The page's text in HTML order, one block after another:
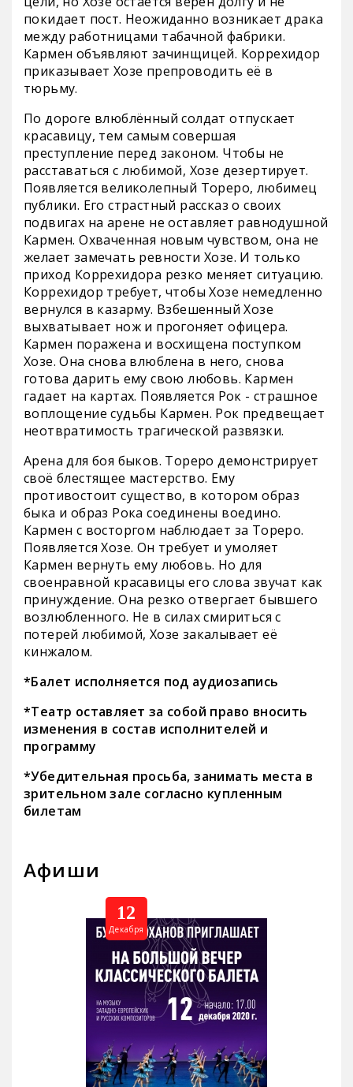
покидает пост. Неожиданно возникает драка
между работницами табачной фабрики.
Кармен объявляют зачинщицей. Коррехидор
приказывает Хозе препроводить её в
тюрьму.
По дороге влюблённый солдат отпускает
красавицу, тем самым совершая
преступление перед законом. Чтобы не
расставаться с любимой, Хозе дезертирует.
Появляется великолепный Тореро, любимец
публики. Его страстный рассказ о своих
подвигах на арене не оставляет равнодушной
Кармен. Охваченная новым чувством, она не
желает замечать ревности Хозе. И только
приход Коррехидора резко меняет ситуацию.
Коррехидор требует, чтобы Хозе немедленно
вернулся в казарму. Взбешенный Хозе
выхватывает нож и прогоняет офицера.
Кармен поражена и восхищена поступком
Хозе. Она снова влюблена в него, снова
готова дарить ему свою любовь. Кармен
гадает на картах. Появляется Рок - страшное
воплощение судьбы Кармен. Рок предвещает
неотвратимость трагической развязки.
Арена для боя быков. Тореро демонстрирует
своё блестящее мастерство. Ему
противостоит существо, в котором образ
быка и образ Рока соединены воедино.
Кармен с восторгом наблюдает за Тореро.
Появляется Хозе. Он требует и умоляет
Кармен вернуть ему любовь. Но для
своенравной красавицы его слова звучат как
принуждение. Она резко отвергает бывшего
возлюбленного. Не в силах смириться с
потерей любимой, Хозе закалывает её
кинжалом.
*Балет исполняется под аудиозапись
*Театр оставляет за собой право вносить
изменения в состав исполнителей и
программу
*Убедительная просьба, занимать места в
зрительном зале согласно купленным
билетам
Афиши
12
Декабря